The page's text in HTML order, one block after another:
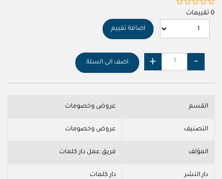
0 تقييمات
اضافة تقييم
اضف الى السلة
القسم عروض وخصومات
التصنيف عروض وخصومات
المؤلف فريق عمل دار كلمات
دار النشر دار كلمات